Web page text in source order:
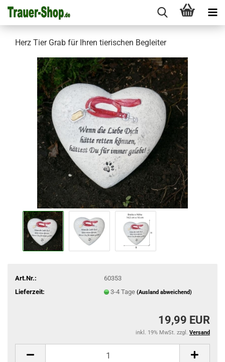
Herz Tier Grab für Ihren tierischen Begleiter
Art.Nr.:
60353
Lieferzeit:
3-4 Tage (Ausland abweichend)
19,99 EUR
inkl. 19% MwSt. zzgl. Versand